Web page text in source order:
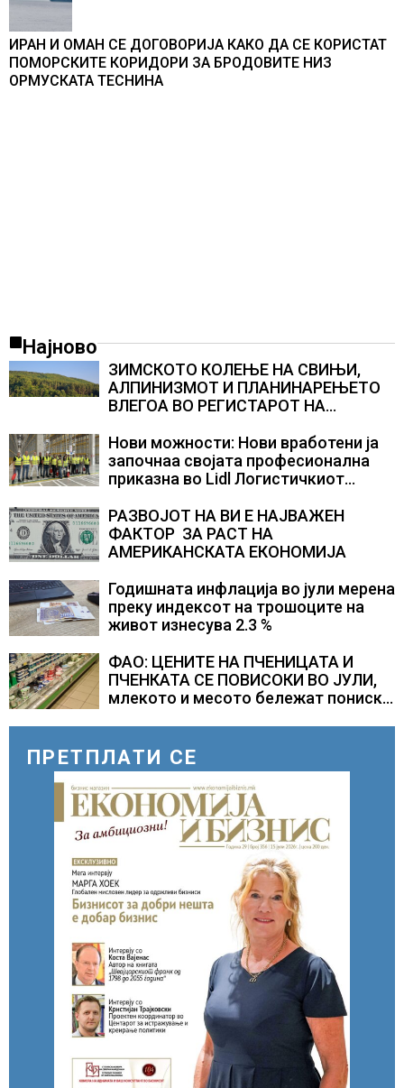
ИРАН И ОМАН СЕ ДОГОВОРИЈА КАКО ДА СЕ КОРИСТАТ
ПОМОРСКИТЕ КОРИДОРИ ЗА БРОДОВИТЕ НИЗ
ОРМУСКАТА ТЕСНИНА
Најново
ЗИМСКОТО КОЛЕЊЕ НА СВИЊИ,
АЛПИНИЗМОТ И ПЛАНИНАРЕЊЕТО
ВЛЕГОА ВО РЕГИСТАРОТ НА
СЛОВЕНИЈА
Нови можности: Нови вработени ја
започнаа својата професионална
приказна во Lidl Логистичкиот
РАЗВОЈОТ НА ВИ Е НАЈВАЖЕН
ФАКТОР ЗА РАСТ НА
АМЕРИКАНСКАТА ЕКОНОМИЈА
Годишната инфлација во јули мерена
преку индексот на трошоците на
живот изнесува 2.3 %
ФАО: ЦЕНИТЕ НА ПЧЕНИЦАТА И
ПЧЕНКАТА СЕ ПОВИСОКИ ВО ЈУЛИ,
млекото и месото бележат пониски
ПРЕТПЛАТИ СЕ